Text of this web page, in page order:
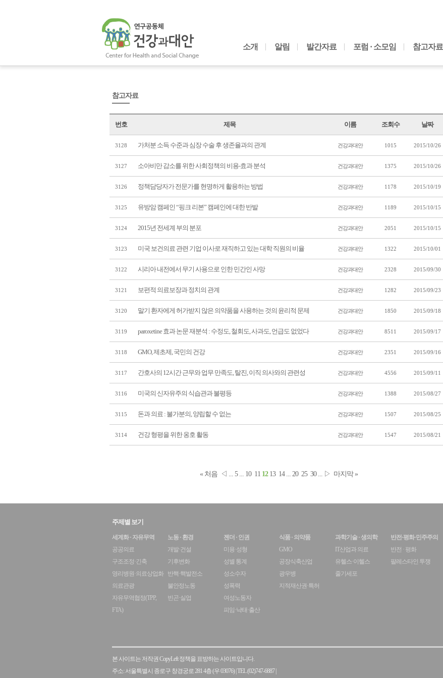
소개 알림 발간자료 포럼 · 소모임 참고자료
참고자료
번호 제목 이름 조회수 날짜
3128 가처분 소득 수준과 심장 수술 후 생존율과의 관계 건강과대안 1015 2015/10/26
3127 소아비만 감소를 위한 사회정책의 비용-효과 분석 건강과대안 1375 2015/10/26
3126 정책담당자가 전문가를 현명하게 활용하는 방법 건강과대안 1178 2015/10/19
3125 유방암 캠페인 “핑크 리본” 캠페인에 대한 반발 건강과대안 1189 2015/10/15
3124 2015년 전세계 부의 분포 건강과대안 2051 2015/10/15
3123 미국 보건의료 관련 기업 이사로 재직하고 있는 대학 직원의 비율 건강과대안 1322 2015/10/01
3122 시리아 내전에서 무기 사용으로 인한 민간인 사망 건강과대안 2328 2015/09/30
3121 보편적 의료보장과 정치의 관계 건강과대안 1282 2015/09/23
3120 말기 환자에게 허가받지 않은 의약품을 사용하는 것의 윤리적 문제 건강과대안 1850 2015/09/18
3119 paroxetine 효과 논문 재분석 : 수정도, 철회도, 사과도, 언급도 없었다 건강과대안 8511 2015/09/17
3118 GMO, 제초제, 국민의 건강 건강과대안 2351 2015/09/16
3117 간호사의 12시간 근무와 업무 만족도, 탈진, 이직 의사와의 관련성 건강과대안 4556 2015/09/11
3116 미국의 신자유주의 식습관과 불평등 건강과대안 1388 2015/08/27
3115 돈과 의료 : 불가분의, 양립할 수 없는 건강과대안 1507 2015/08/25
3114 건강 형평을 위한 옹호 활동 건강과대안 1547 2015/08/21
« 처음 ◁ ... 5 ... 10 11 12 13 14 ... 20 25 30 ... ▷ 마지막 »
주제별 보기
세계화 · 자유무역
공공의료
구조조정·긴축
영리병원·의료상업화
의료관광
자유무역협정(TPP,
FTA)
노동 · 환경
개발·건설
기후변화
반핵·핵발전소
불안정노동
빈곤·실업
젠더 · 인권
미용·성형
성별 통계
성소수자
성폭력
여성노동자
피임·낙태·출산
식품 · 의약품
GMO
공장식축산업
광우병
지적재산권·특허
과학기술 · 생의학
IT산업과 의료
유헬스·이헬스
줄기세포
반전·평화·민주주의
반전 · 평화
팔레스타인 투쟁
본 사이트는 저작권 CopyLeft 정책을 표방하는 사이트입니다.
주소: 서울특별시 종로구 창경궁로 281 4층 (우 03076)| TEL (02)747-6887|